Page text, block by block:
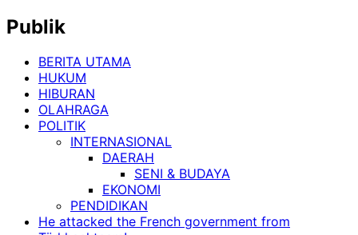
Publik
BERITA UTAMA
HUKUM
HIBURAN
OLAHRAGA
POLITIK
INTERNASIONAL
DAERAH
SENI & BUDAYA
EKONOMI
PENDIDIKAN
He attacked the French government from